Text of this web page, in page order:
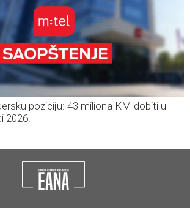
poziciju: 43 miliona KM dobiti u
2026.